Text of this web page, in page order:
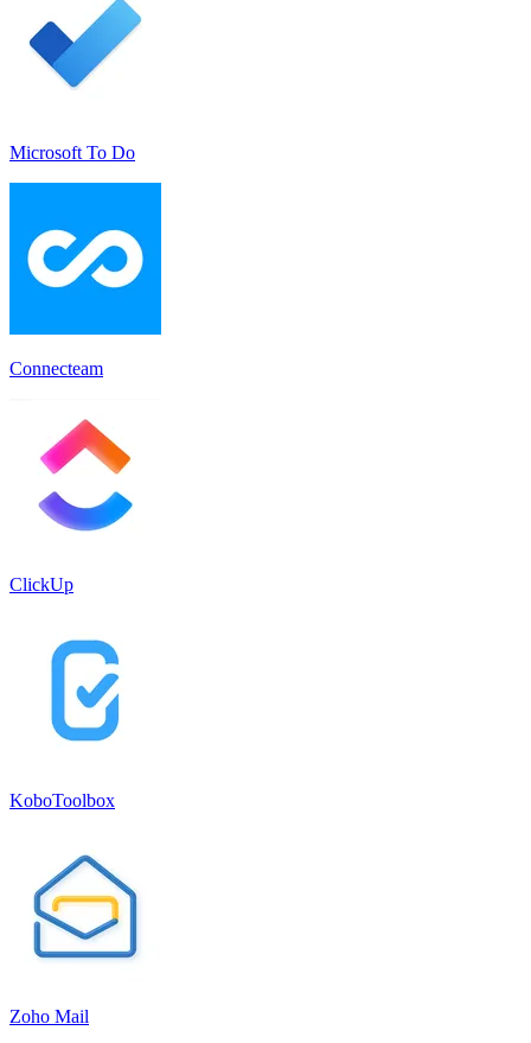
Microsoft To Do
Connecteam
ClickUp
KoboToolbox
Zoho Mail